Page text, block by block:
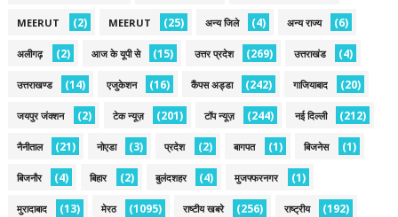
MEERUT (2) MEERUT (25) अन्य जिले (4) अन्य राज्य (6)
अलीगढ़ (2) आज के यूपी से (15) उत्तर प्रदेश (269) उत्तराखंड (4)
उत्तराखण्ड (14) एजुकेशन (16) कैंपस अड्डा (242) गाजियाबाद (20)
जयपुर जंक्शन (2) टेक न्यूज़ (201) टॉप न्यूज़ (244) नई द‍िल्ली (212)
नैनीताल (21) नोएडा (3) प्रदेश (2) बागपत (1) बिजनेस (1)
बिजनौर (4) बिहार (2) बुलंदशहर (4) मुजफ्फरनगर (1)
मुरादाबाद (13) मेरठ (1095) राष्टीय खबरे (256) राष्ट्रीय (192)